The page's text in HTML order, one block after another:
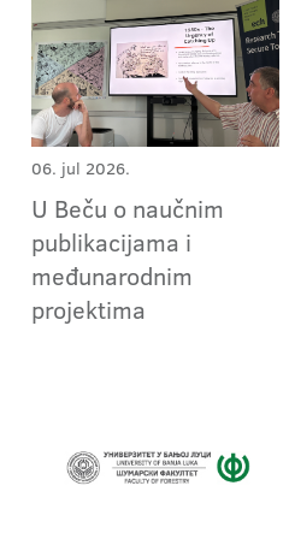
06. jul 2026.
U Beču o naučnim
publikacijama i
međunarodnim
projektima